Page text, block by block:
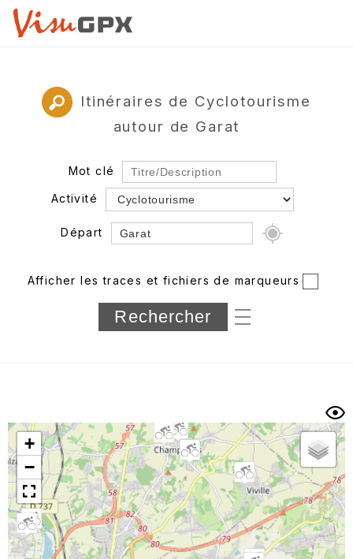
Itinéraires de Cyclotourisme
autour de Garat
Mot clé
Activité
Départ
Département
Longueur min/max
Trier par
Horodatage Photos
Afficher les traces et fichiers de marqueurs
+
−